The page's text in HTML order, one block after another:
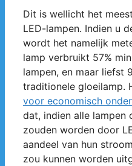
Dit is wellicht het
LED-lampen. Indien u
wordt het namelijk
lamp verbruikt 57%
lampen, en maar liefst
traditionele gloeilamp.
voor economisch
dat, indien alle lampen
zouden worden door
aandeel van hun
zou kunnen worden